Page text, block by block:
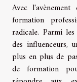
Avec
formation
radicale. Parmi
des influenceurs,
plus en plus de
de formation